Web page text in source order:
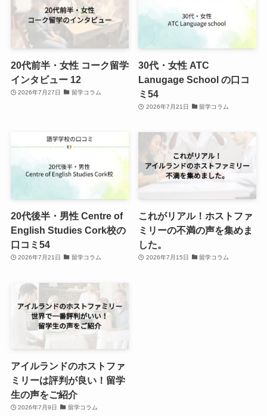
20代前半・女性 コーク留学
インタビュー 12
2026年7月27日 留学コラム
30代・女性 ATC
Lanugage School の口コ
ミ54
2026年7月21日 留学コラム
20代後半・男性 Centre of
English Studies Cork校の
口コミ54
2026年7月21日 留学コラム
これがリアル！ホストファ
ミリーの不満の声を集めま
した。
2026年7月15日 留学コラム
アイルランドのホストファ
ミリーは評判が良い！留学
生の声をご紹介
2026年7月9日 留学コラム